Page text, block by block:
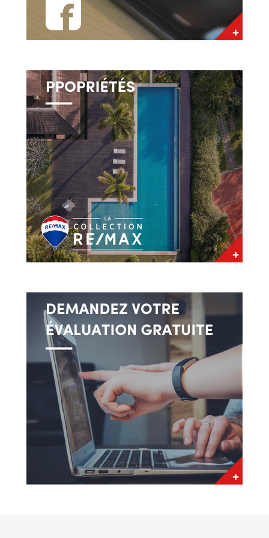
réussies et satisfaisantes, à Montréal, Rive-Nord,
Rive-Sud, Lanaudière et Laurentides. En tant
travailler qu’avec des experts qualifiés et
expérimentés chacun dans son domaine. Que ce
soit des notaires, des Ingénieurs, inspecteurs
(en bâtiment) ou même des agents et courtiers
hypothécaires, les meilleures compétences
seront mises à votre disposition pour réussir vos
transactions immobilières.
Mon objectif ultime est de vous supporter lors
votre achat/vente immobilière, grâce à mon
savoir-faire, ainsi qu’une véritable approche
personnalisée, votre projet immobilier sera
fournissez-moi vos coordonnées et je vous
contacterai dans les plus brefs délais, j’ai hâte
de vous voir dans votre nouveau projet.